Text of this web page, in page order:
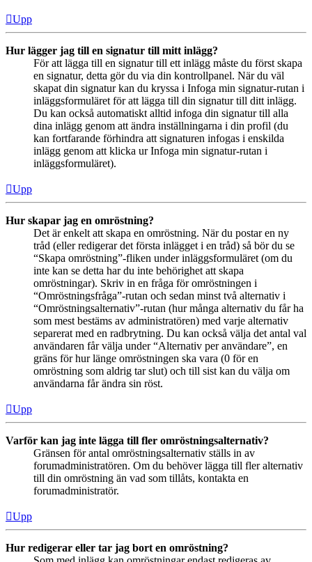
Upp
Hur lägger jag till en signatur till mitt inlägg?
För att lägga till en signatur till ett inlägg måste du först skapa
en signatur, detta gör du via din kontrollpanel. När du väl
skapat din signatur kan du kryssa i Infoga min signatur-rutan i
inläggsformuläret för att lägga till din signatur till ditt inlägg.
Du kan också automatiskt alltid infoga din signatur till alla
dina inlägg genom att ändra inställningarna i din profil (du
kan fortfarande förhindra att signaturen infogas i enskilda
inlägg genom att klicka ur Infoga min signatur-rutan i
inläggsformuläret).
Upp
Hur skapar jag en omröstning?
Det är enkelt att skapa en omröstning. När du postar en ny
tråd (eller redigerar det första inlägget i en tråd) så bör du se
“Skapa omröstning”-fliken under inläggsformuläret (om du
inte kan se detta har du inte behörighet att skapa
omröstningar). Skriv in en fråga för omröstningen i
“Omröstningsfråga”-rutan och sedan minst två alternativ i
“Omröstningsalternativ”-rutan (hur många alternativ du får ha
som mest bestäms av administratören) med varje alternativ
separerat med en radbrytning. Du kan också välja det antal val
användaren får välja under “Alternativ per användare”, en
gräns för hur länge omröstningen ska vara (0 för en
omröstning som aldrig tar slut) och till sist kan du välja om
användarna får ändra sin röst.
Upp
Varför kan jag inte lägga till fler omröstningsalternativ?
Gränsen för antal omröstningsalternativ ställs in av
forumadministratören. Om du behöver lägga till fler alternativ
till din omröstning än vad som tillåts, kontakta en
forumadministratör.
Upp
Hur redigerar eller tar jag bort en omröstning?